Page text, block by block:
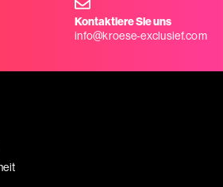
Kontaktiere Sie uns
info@kroese-exclusief.com